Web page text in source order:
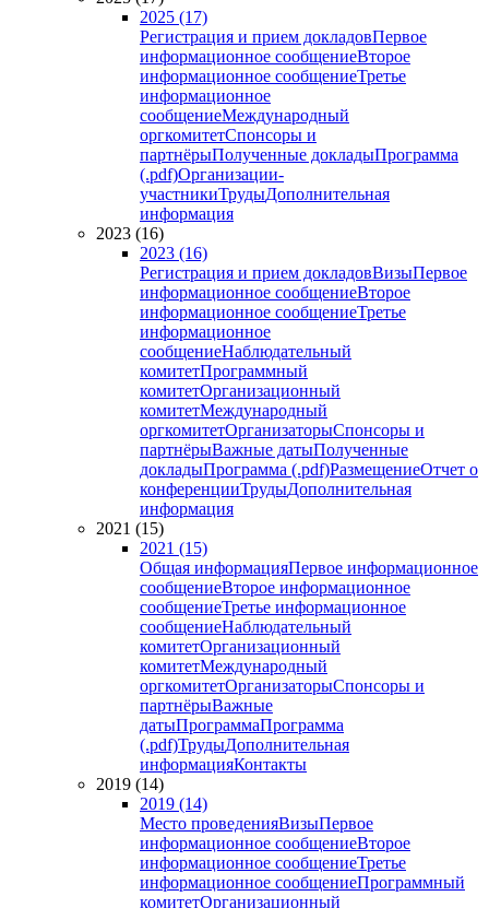
2025 (17)
Регистрация и прием докладовПервое
информационное сообщениеВторое
информационное сообщениеТретье
информационное
сообщениеМеждународный
оргкомитетСпонсоры и
партнёрыПолученные докладыПрограмма
(.pdf)Организации-
участникиТрудыДополнительная
информация
2023 (16)
2023 (16)
Регистрация и прием докладовВизыПервое
информационное сообщениеВторое
информационное сообщениеТретье
информационное
сообщениеНаблюдательный
комитетПрограммный
комитетОрганизационный
комитетМеждународный
оргкомитетОрганизаторыСпонсоры и
партнёрыВажные датыПолученные
докладыПрограмма (.pdf)РазмещениеОтчет о
конференцииТрудыДополнительная
информация
2021 (15)
2021 (15)
Общая информацияПервое информационное
сообщениеВторое информационное
сообщениеТретье информационное
сообщениеНаблюдательный
комитетОрганизационный
комитетМеждународный
оргкомитетОрганизаторыСпонсоры и
партнёрыВажные
датыПрограммаПрограмма
(.pdf)ТрудыДополнительная
информацияКонтакты
2019 (14)
2019 (14)
Место проведенияВизыПервое
информационное сообщениеВторое
информационное сообщениеТретье
информационное сообщениеПрограммный
комитетОрганизационный